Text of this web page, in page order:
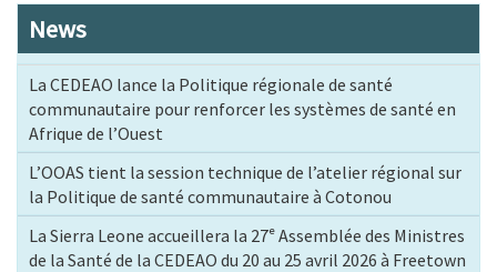
News
La CEDEAO lance la Politique régionale de santé
communautaire pour renforcer les systèmes de santé en
Afrique de l’Ouest
L’OOAS tient la session technique de l’atelier régional sur
la Politique de santé communautaire à Cotonou
La Sierra Leone accueillera la 27ᵉ Assemblée des Ministres
de la Santé de la CEDEAO du 20 au 25 avril 2026 à Freetown